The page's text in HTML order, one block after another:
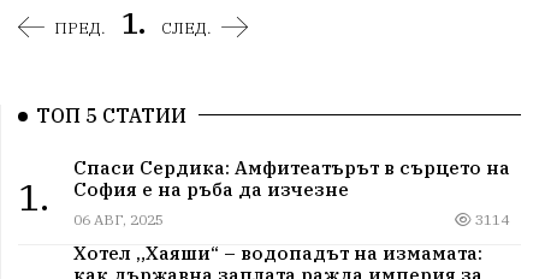
ПРЕД. 1. СЛЕД.
ТОП 5 СТАТИИ
1.
Спаси Сердика: Амфитеатърът в сърцето на
София е на ръба да изчезне
06 АВГ, 2025 3114
Хотел „Хаяши“ – водопадът на измамата:
как държавна заплата ражда империя за